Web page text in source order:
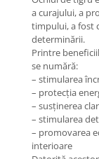
a curajului, a
timpului, a fost
determinării.
Printre
se numără:
– stimularea
– protecția
– susținerea
– stimularea
– promovarea
interioare